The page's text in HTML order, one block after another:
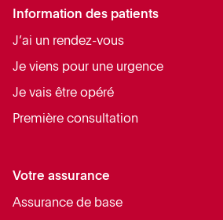
Information des patients
J’ai un rendez-vous
Je viens pour une urgence
Je vais être opéré
Première consultation
Votre assurance
Assurance de base